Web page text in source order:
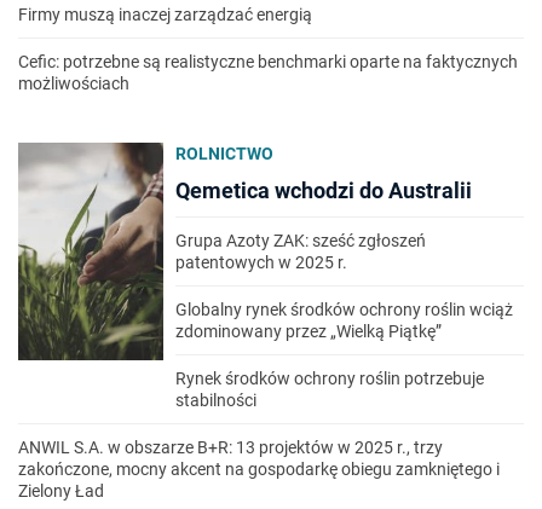
Firmy muszą inaczej zarządzać energią
Cefic: potrzebne są realistyczne benchmarki oparte na faktycznych
możliwościach
ROLNICTWO
Qemetica wchodzi do Australii
Grupa Azoty ZAK: sześć zgłoszeń
patentowych w 2025 r.
Globalny rynek środków ochrony roślin wciąż
zdominowany przez „Wielką Piątkę”
Rynek środków ochrony roślin potrzebuje
stabilności
ANWIL S.A. w obszarze B+R: 13 projektów w 2025 r., trzy
zakończone, mocny akcent na gospodarkę obiegu zamkniętego i
Zielony Ład